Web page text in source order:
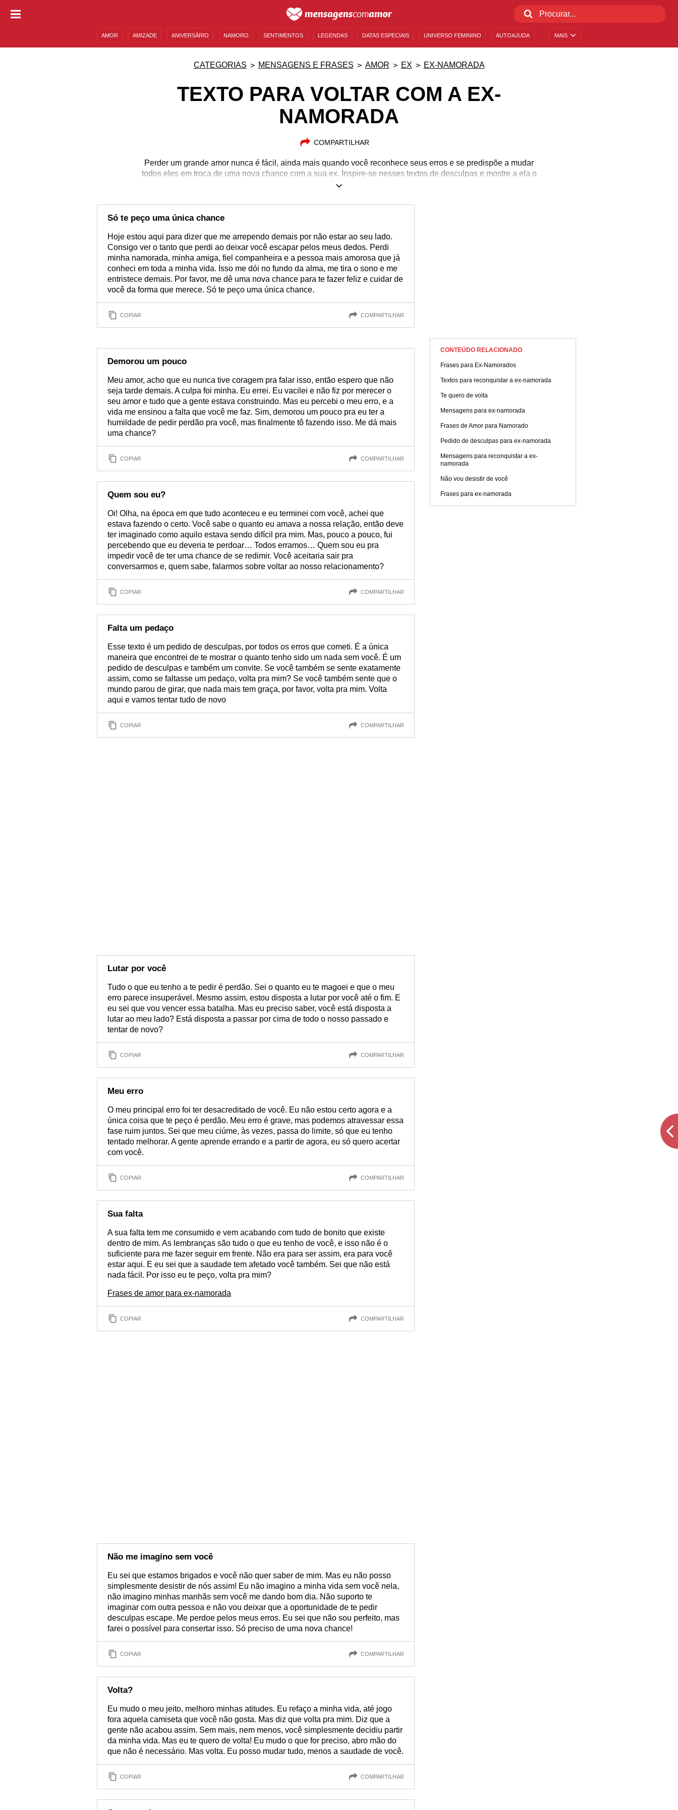
MAIS
AMOR AMIZADE ANIVERSÁRIO NAMORO SENTIMENTOS LEGENDAS DATAS ESPECIAIS UNIVERSO FEMININO AUTOAJUDA
CATEGORIAS MENSAGENS E FRASES AMOR EX EX-NAMORADA
TEXTO PARA VOLTAR COM A EX-
NAMORADA
COMPARTILHAR
Perder um grande amor nunca é fácil, ainda mais quando você reconhece seus erros e se predispõe a mudar
todos eles em troca de uma nova chance com a sua ex. Inspire-se nesses textos de desculpas e mostre a ela o
quanto o amor de vocês realmente vale a pena!
Só te peço uma única chance
Hoje estou aqui para dizer que me arrependo demais por não estar ao seu lado.
Consigo ver o tanto que perdi ao deixar você escapar pelos meus dedos. Perdi
minha namorada, minha amiga, fiel companheira e a pessoa mais amorosa que já
conheci em toda a minha vida. Isso me dói no fundo da alma, me tira o sono e me
entristece demais. Por favor, me dê uma nova chance para te fazer feliz e cuidar de
você da forma que merece. Só te peço uma única chance.
COPIAR COMPARTILHAR
Demorou um pouco
Meu amor, acho que eu nunca tive coragem pra falar isso, então espero que não
seja tarde demais. A culpa foi minha. Eu errei. Eu vacilei e não fiz por merecer o
seu amor e tudo que a gente estava construindo. Mas eu percebi o meu erro, e a
vida me ensinou a falta que você me faz. Sim, demorou um pouco pra eu ter a
humildade de pedir perdão pra você, mas finalmente tô fazendo isso. Me dá mais
uma chance?
COPIAR COMPARTILHAR
Quem sou eu?
Oi! Olha, na época em que tudo aconteceu e eu terminei com você, achei que
estava fazendo o certo. Você sabe o quanto eu amava a nossa relação, então deve
ter imaginado como aquilo estava sendo difícil pra mim. Mas, pouco a pouco, fui
percebendo que eu deveria te perdoar… Todos erramos… Quem sou eu pra
impedir você de ter uma chance de se redimir. Você aceitaria sair pra
conversarmos e, quem sabe, falarmos sobre voltar ao nosso relacionamento?
COPIAR COMPARTILHAR
Falta um pedaço
Esse texto é um pedido de desculpas, por todos os erros que cometi. É a única
maneira que encontrei de te mostrar o quanto tenho sido um nada sem você. É um
pedido de desculpas e também um convite. Se você também se sente exatamente
assim, como se faltasse um pedaço, volta pra mim? Se você também sente que o
mundo parou de girar, que nada mais tem graça, por favor, volta pra mim. Volta
aqui e vamos tentar tudo de novo
COPIAR COMPARTILHAR
Lutar por você
Tudo o que eu tenho a te pedir é perdão. Sei o quanto eu te magoei e que o meu
erro parece insuperável. Mesmo assim, estou disposta a lutar por você até o fim. E
eu sei que vou vencer essa batalha. Mas eu preciso saber, você está disposta a
lutar ao meu lado? Está disposta a passar por cima de todo o nosso passado e
tentar de novo?
COPIAR COMPARTILHAR
Meu erro
O meu principal erro foi ter desacreditado de você. Eu não estou certo agora e a
única coisa que te peço é perdão. Meu erro é grave, mas podemos atravessar essa
fase ruim juntos. Sei que meu ciúme, às vezes, passa do limite, só que eu tenho
tentado melhorar. A gente aprende errando e a partir de agora, eu só quero acertar
com você.
COPIAR COMPARTILHAR
Sua falta
A sua falta tem me consumido e vem acabando com tudo de bonito que existe
dentro de mim. As lembranças são tudo o que eu tenho de você, e isso não é o
suficiente para me fazer seguir em frente. Não era para ser assim, era para você
estar aqui. E eu sei que a saudade tem afetado você também. Sei que não está
nada fácil. Por isso eu te peço, volta pra mim?
Frases de amor para ex-namorada
COPIAR COMPARTILHAR
Não me imagino sem você
Eu sei que estamos brigados e você não quer saber de mim. Mas eu não posso
simplesmente desistir de nós assim! Eu não imagino a minha vida sem você nela,
não imagino minhas manhãs sem você me dando bom dia. Não suporto te
imaginar com outra pessoa e não vou deixar que a oportunidade de te pedir
desculpas escape. Me perdoe pelos meus erros. Eu sei que não sou perfeito, mas
farei o possível para consertar isso. Só preciso de uma nova chance!
COPIAR COMPARTILHAR
Volta?
Eu mudo o meu jeito, melhoro minhas atitudes. Eu refaço a minha vida, até jogo
fora aquela camiseta que você não gosta. Mas diz que volta pra mim. Diz que a
gente não acabou assim. Sem mais, nem menos, você simplesmente decidiu partir
da minha vida. Mas eu te quero de volta! Eu mudo o que for preciso, abro mão do
que não é necessário. Mas volta. Eu posso mudar tudo, menos a saudade de você.
COPIAR COMPARTILHAR
CONTEÚDO RELACIONADO
Frases para Ex-Namorados
Textos para reconquistar a ex-namorada
Te quero de volta
Mensagens para ex-namorada
Frases de Amor para Namorado
Pedido de desculpas para ex-namorada
Mensagens para reconquistar a ex-
namorada
Não vou desistir de você
Frases para ex-namorada